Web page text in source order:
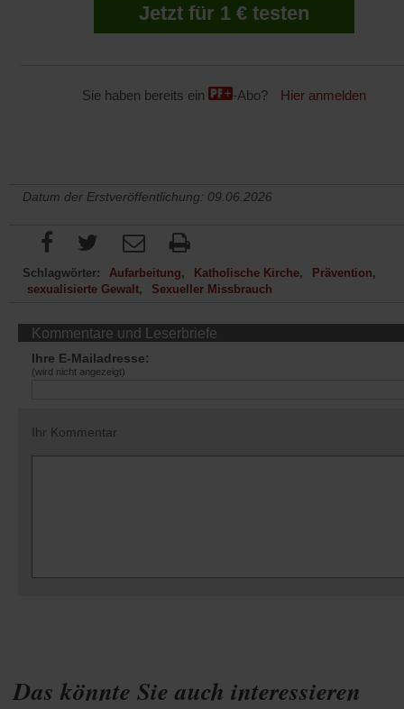
Das könnte Sie auch interessieren
Jetzt für 1 € testen
Sie haben bereits ein -Abo? Hier anmelden
Datum der Erstveröffentlichung: 09.06.2026
Schlagwörter: Aufarbeitung Katholische Kirche
Prävention
sexualisierte Gewalt
Sexueller Missbrauch
Kommentare und Leserbriefe
Ihre E-Mailadresse:
(wird nicht angezeigt)
Ihr Kommentar